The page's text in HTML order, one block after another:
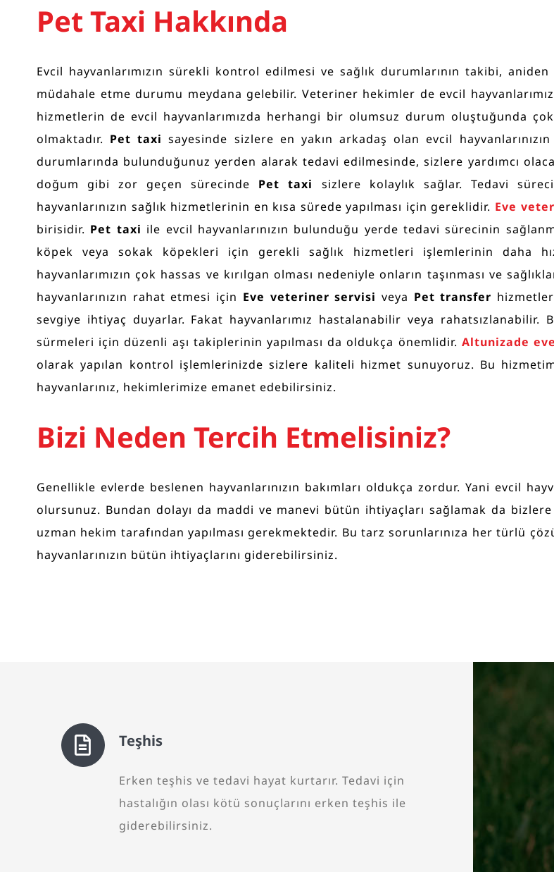
Pet Taxi Hakkında
Evcil hayvanlarımızın sürekli kontrol edilmesi ve sağlık durumlarının takibi,
müdahale etme durumu meydana gelebilir. Veteriner hekimler de evcil
hizmetlerin de evcil hayvanlarımızda herhangi bir olumsuz durum oluştuğunda
olmaktadır. Pet taxisayesinde sizlere en yakın arkadaş olan evcil
durumlarında bulunduğunuz yerden alarak tedavi edilmesinde, sizlere yardımcı
doğum gibi zor geçen sürecinde Pet taxi sizlere kolaylık sağlar. Tedavi
hayvanlarınızın sağlık hizmetlerinin en kısa sürede yapılması için gereklidir. Eve
birisidir. Pet taxi ile evcil hayvanlarınızın bulunduğu yerde tedavi sürecinin
köpek veya sokak köpekleri için gerekli sağlık hizmetleri işlemlerinin daha
hayvanlarımızın çok hassas ve kırılgan olması nedeniyle onların taşınması ve
hayvanlarınızın rahat etmesi için Eve veteriner servisi veya Pet transfer
sevgiye ihtiyaç duyarlar. Fakat hayvanlarımız hastalanabilir veya rahatsızlanabilir.
sürmeleri için düzenli aşı takiplerinin yapılması da oldukça önemlidir. Altunizade
olarak yapılan kontrol işlemlerinizde sizlere kaliteli hizmet sunuyoruz. Bu
hayvanlarınız, hekimlerimize emanet edebilirsiniz.
Bizi Neden Tercih Etmelisiniz?
Genellikle evlerde beslenen hayvanlarınızın bakımları oldukça zordur. Yani evcil
olursunuz. Bundan dolayı da maddi ve manevi bütün ihtiyaçları sağlamak da bizlere
uzman hekim tarafından yapılması gerekmektedir. Bu tarz sorunlarınıza her türlü
hayvanlarınızın bütün ihtiyaçlarını giderebilirsiniz.
Teşhis
Erken teşhis ve tedavi hayat kurtarır. Tedavi için
hastalığın olası kötü sonuçlarını erken teşhis ile
giderebilirsiniz.